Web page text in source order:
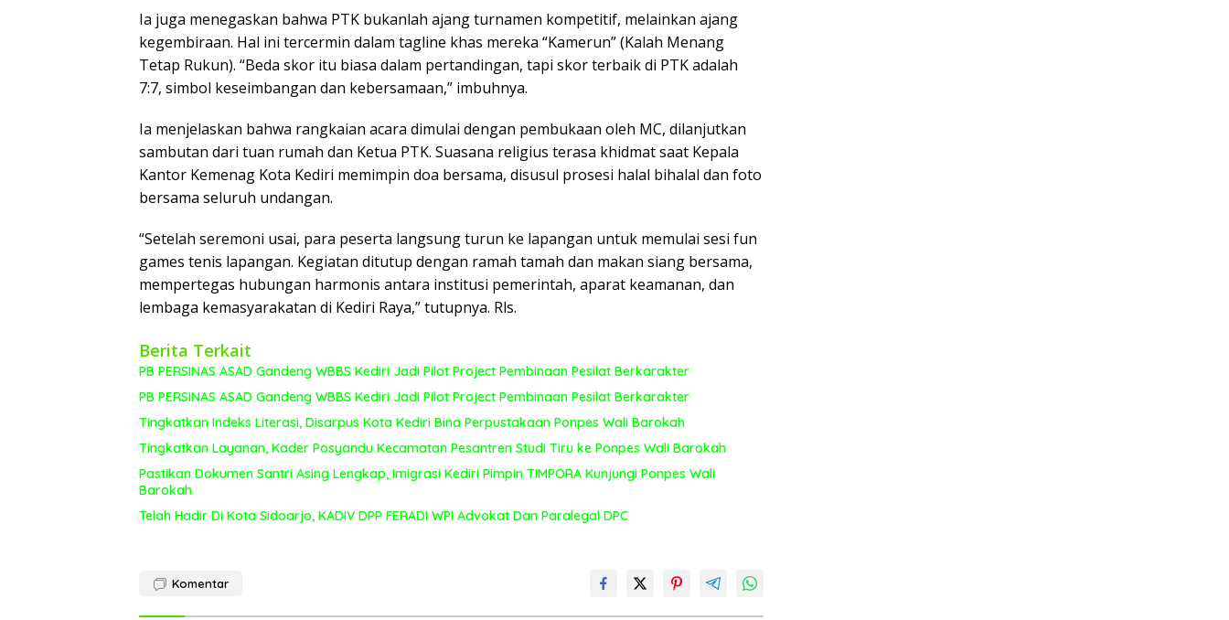
Ia juga menegaskan bahwa PTK bukanlah ajang turnamen kompetitif, melainkan ajang
kegembiraan. Hal ini tercermin dalam tagline khas mereka “Kamerun” (Kalah Menang
Tetap Rukun). “Beda skor itu biasa dalam pertandingan, tapi skor terbaik di PTK adalah
7:7, simbol keseimbangan dan kebersamaan,” imbuhnya.
Ia menjelaskan bahwa rangkaian acara dimulai dengan pembukaan oleh MC, dilanjutkan
sambutan dari tuan rumah dan Ketua PTK. Suasana religius terasa khidmat saat Kepala
Kantor Kemenag Kota Kediri memimpin doa bersama, disusul prosesi halal bihalal dan foto
bersama seluruh undangan.
“Setelah seremoni usai, para peserta langsung turun ke lapangan untuk memulai sesi fun
games tenis lapangan. Kegiatan ditutup dengan ramah tamah dan makan siang bersama,
mempertegas hubungan harmonis antara institusi pemerintah, aparat keamanan, dan
lembaga kemasyarakatan di Kediri Raya,” tutupnya. Rls.
Berita Terkait
PB PERSINAS ASAD Gandeng WBBS Kediri Jadi Pilot Project Pembinaan Pesilat Berkarakter
PB PERSINAS ASAD Gandeng WBBS Kediri Jadi Pilot Project Pembinaan Pesilat Berkarakter
Tingkatkan Indeks Literasi, Disarpus Kota Kediri Bina Perpustakaan Ponpes Wali Barokah
Tingkatkan Layanan, Kader Posyandu Kecamatan Pesantren Studi Tiru ke Ponpes Wali Barokah
Pastikan Dokumen Santri Asing Lengkap, Imigrasi Kediri Pimpin TIMPORA Kunjungi Ponpes Wali
Barokah
Telah Hadir Di Kota Sidoarjo, KADIV DPP FERADI WPI Advokat Dan Paralegal DPC
Komentar